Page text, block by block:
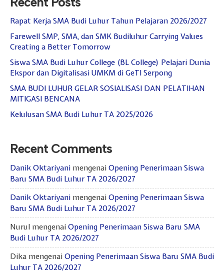
Rapat Kerja SMA Budi Luhur Tahun Pelajaran 2026/2027
Farewell SMP, SMA, dan SMK Budiluhur Carrying Values
Creating a Better Tomorrow
Siswa SMA Budi Luhur College (BL College) Pelajari Dunia
Ekspor dan Digitalisasi UMKM di GeTI Serpong
SMA BUDI LUHUR GELAR SOSIALISASI DAN PELATIHAN
MITIGASI BENCANA
Kelulusan SMA Budi Luhur TA 2025/2026
Recent Comments
Danik Oktariyani mengenai Opening Penerimaan Siswa
Baru SMA Budi Luhur TA 2026/2027
Danik Oktariyani mengenai Opening Penerimaan Siswa
Baru SMA Budi Luhur TA 2026/2027
Nurul mengenai Opening Penerimaan Siswa Baru SMA
Budi Luhur TA 2026/2027
Dika mengenai Opening Penerimaan Siswa Baru SMA Budi
Luhur TA 2026/2027